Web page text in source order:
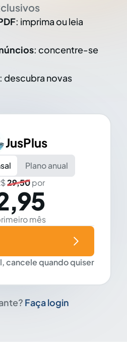
: imprima ou leia
: concentre-se
descubra novas
JusPlus
Plano anual
29,50por
mês
cancele quando quiser
Faça login